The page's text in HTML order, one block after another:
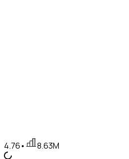
4.76• 8.63M